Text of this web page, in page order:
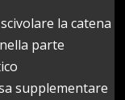
la catena
parte
supplementare